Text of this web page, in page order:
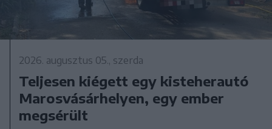
2026. augusztus 05., szerda
Teljesen kiégett egy kisteherautó
Marosvásárhelyen, egy ember
megsérült